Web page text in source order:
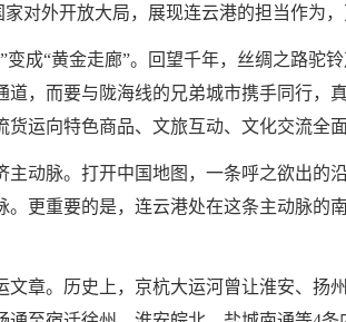
对外开放大局，展现连云港的担当作为
成“黄金走廊”。回望千年，丝绸之路驼
，而要与陇海线的兄弟城市携手同行，
运向特色商品、文旅互动、文化交流全
动脉。打开中国地图，一条呼之欲出的
更重要的是，连云港处在这条主动脉的
章。历史上，京杭大运河曾让淮安、扬